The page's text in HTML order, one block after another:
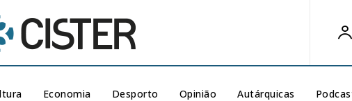
Economia Desporto Opinião Autárquicas